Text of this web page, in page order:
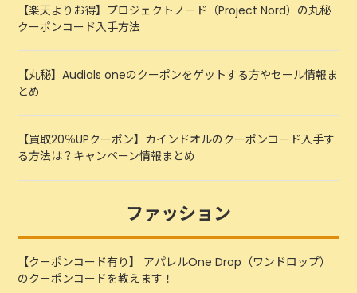
【楽天よりお得】プロジェクトノード（Project Nord）の丸秘
クーポンコード入手方法
【丸秘】Audials oneのクーポンをゲットする方やセール情報ま
とめ
【買取20％UPクーポン】カインドオルのクーポンコード入手す
る方法は？キャンペーン情報まとめ
ファッション
【クーポンコード有り】 アパレルOne Drop（ワンドロップ）
のクーポンコードを教えます！